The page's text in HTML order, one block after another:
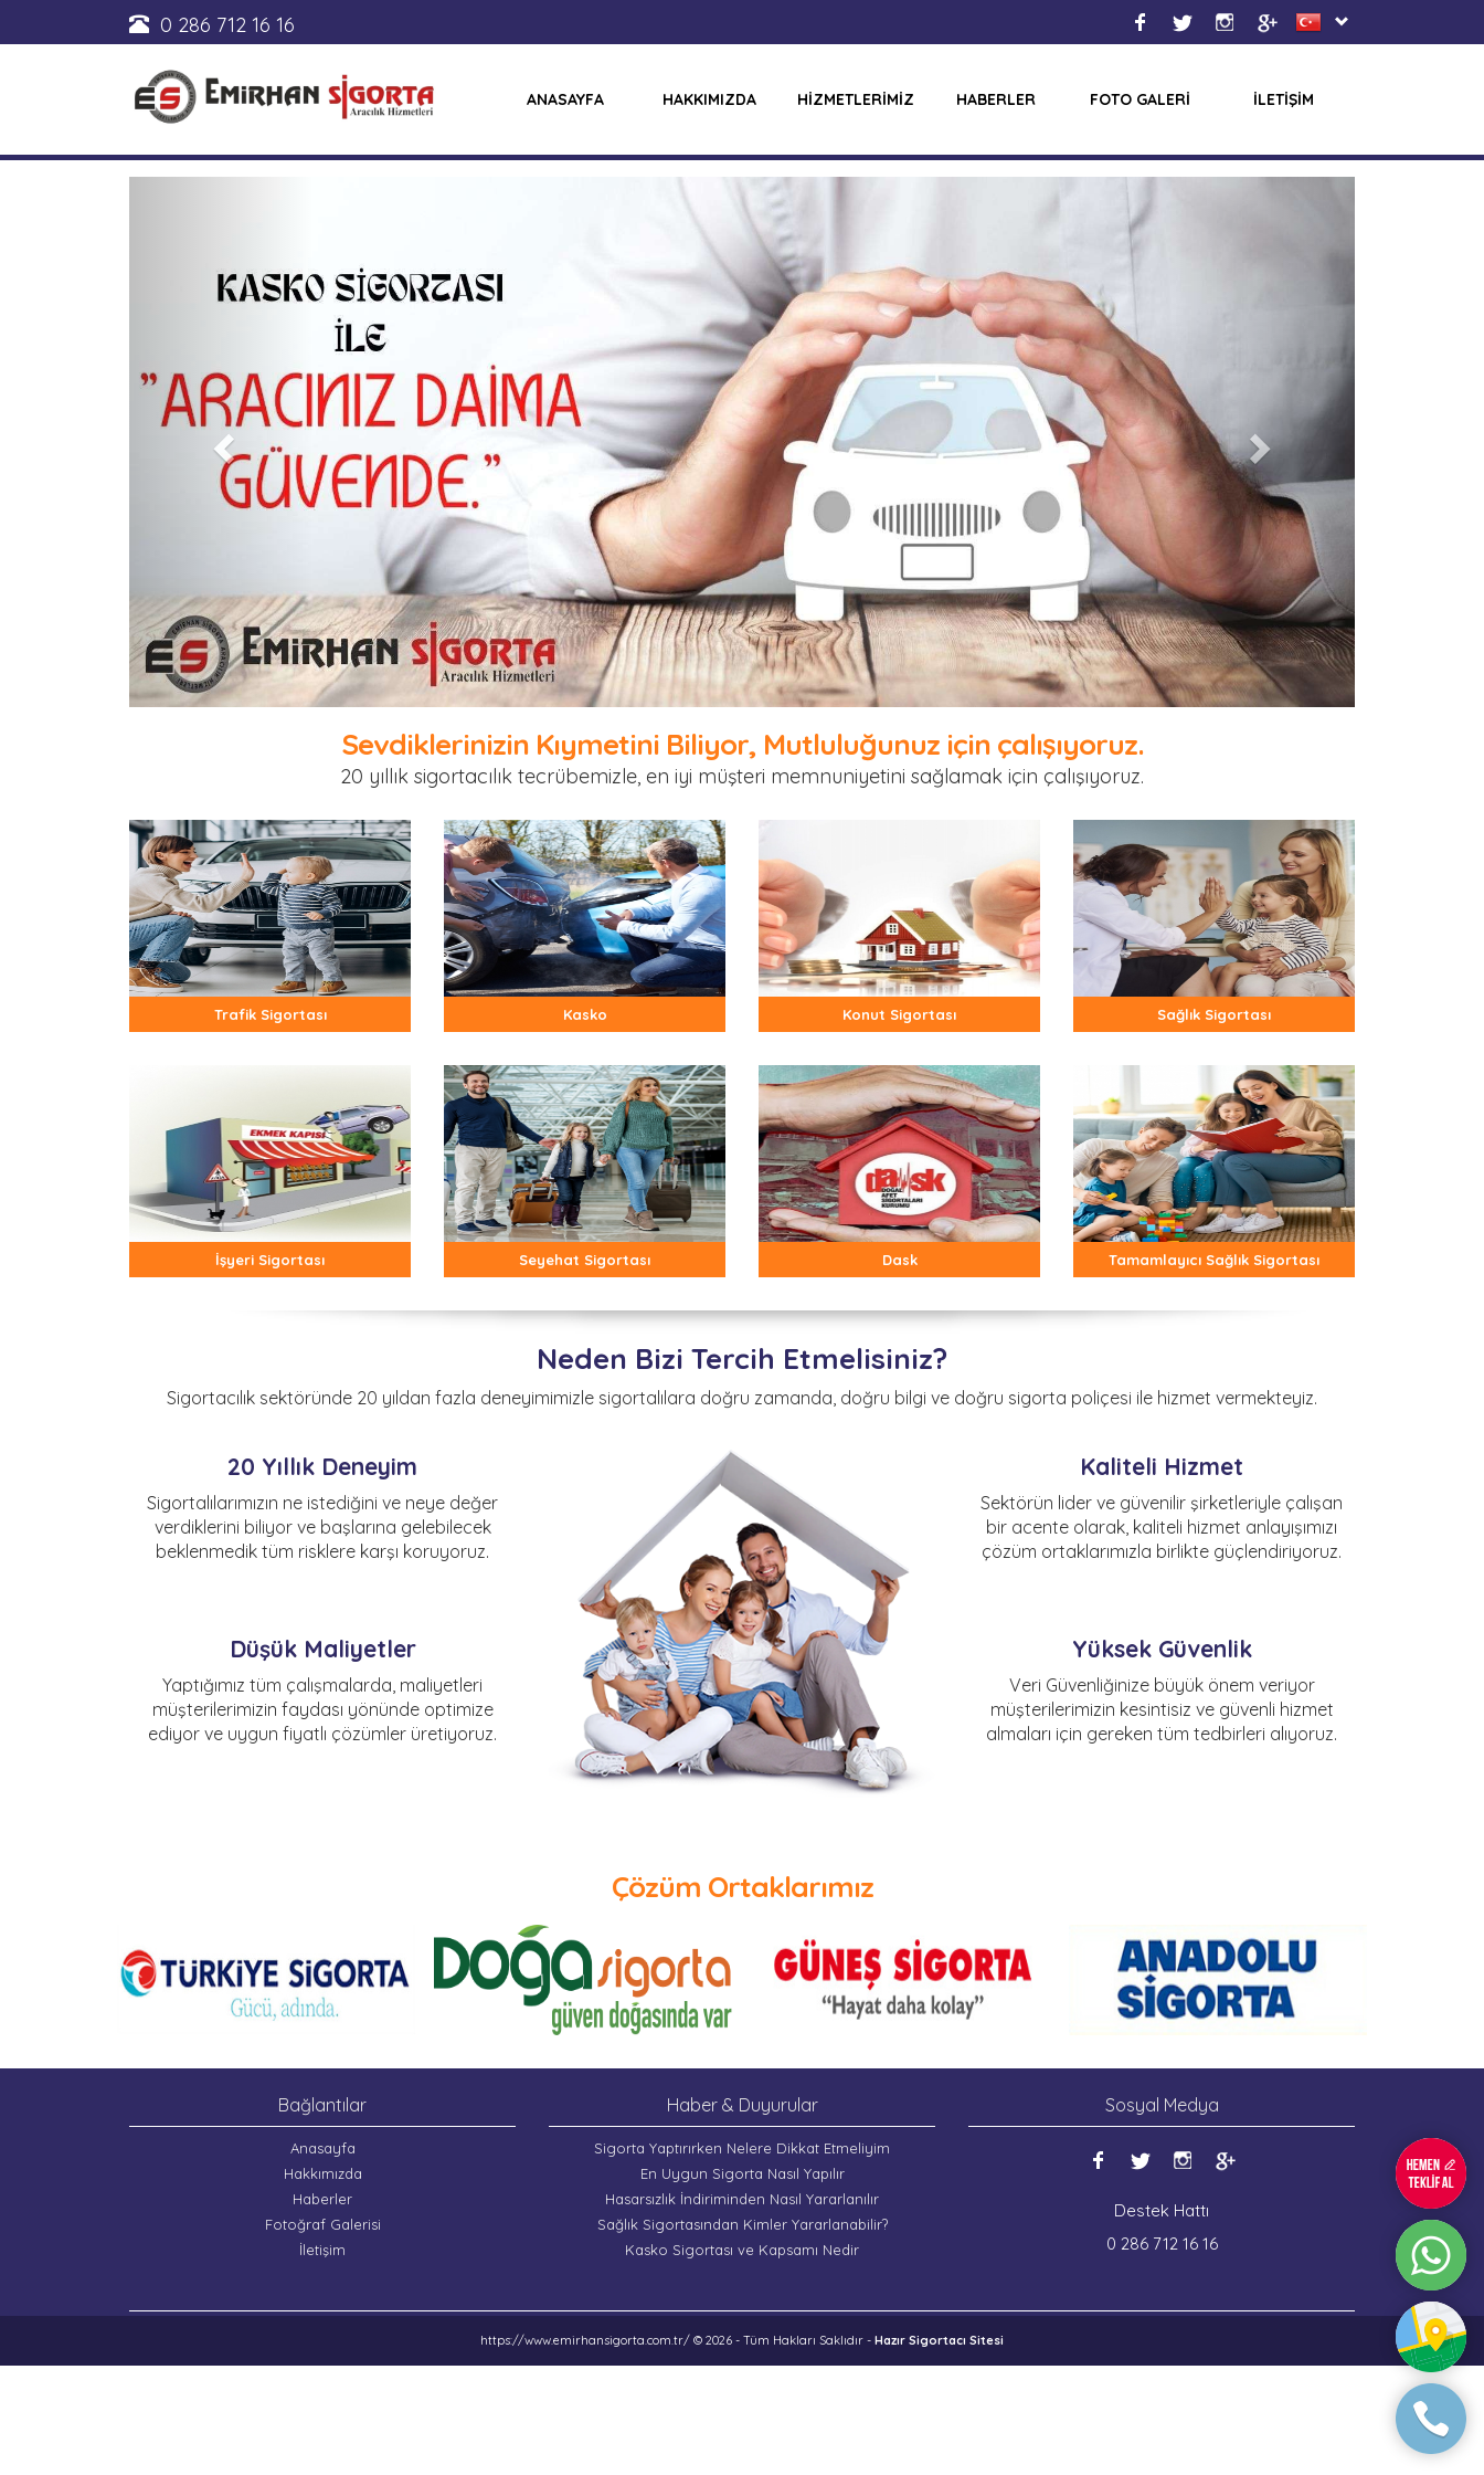
0 286 712 16 16
ANASAYFA HAKKIMIZDA HİZMETLERİMİZ HABERLER FOTO GALERİ İLETİŞİM
Sevdiklerinizin Kıymetini Biliyor, Mutluluğunuz için çalışıyoruz.
20 yıllık sigortacılık tecrübemizle, en iyi müşteri memnuniyetini sağlamak için çalışıyoruz.
Trafik Sigortası Kasko Konut Sigortası Sağlık Sigortası
İşyeri Sigortası Seyehat Sigortası Dask Tamamlayıcı Sağlık Sigortası
Neden Bizi Tercih Etmelisiniz?
Sigortacılık sektöründe 20 yıldan fazla deneyimimizle sigortalılara doğru zamanda, doğru bilgi ve doğru sigorta poliçesi ile hizmet vermekteyiz.
20 Yıllık Deneyim
Sigortalılarımızın ne istediğini ve neye değer
verdiklerini biliyor ve başlarına gelebilecek
beklenmedik tüm risklere karşı koruyoruz.
Düşük Maliyetler
Yaptığımız tüm çalışmalarda, maliyetleri
müşterilerimizin faydası yönünde optimize
ediyor ve uygun fiyatlı çözümler üretiyoruz.
Kaliteli Hizmet
Sektörün lider ve güvenilir şirketleriyle çalışan
bir acente olarak, kaliteli hizmet anlayışımızı
çözüm ortaklarımızla birlikte güçlendiriyoruz.
Yüksek Güvenlik
Veri Güvenliğinize büyük önem veriyor
müşterilerimizin kesintisiz ve güvenli hizmet
almaları için gereken tüm tedbirleri alıyoruz.
Çözüm Ortaklarımız
Bağlantılar
Anasayfa
Hakkımızda
Haberler
Fotoğraf Galerisi
İletişim
Haber & Duyurular
Sigorta Yaptırırken Nelere Dikkat Etmeliyim
En Uygun Sigorta Nasıl Yapılır
Hasarsızlık İndiriminden Nasıl Yararlanılır
Sağlık Sigortasından Kimler Yararlanabilir?
Kasko Sigortası ve Kapsamı Nedir
Sosyal Medya
Destek Hattı
0 286 712 16 16
https://www.emirhansigorta.com.tr/ © 2026 - Tüm Hakları Saklıdır - Hazır Sigortacı Sitesi